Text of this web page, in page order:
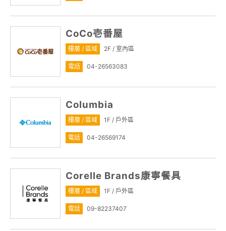
CoCo壱番屋
樓層 / 區域 2F / 室內區
電話 04-26563083
Columbia
樓層 / 區域 1F / 戶外區
電話 04-26569174
Corelle Brands康寧餐具
樓層 / 區域 1F / 戶外區
電話 09-82237407